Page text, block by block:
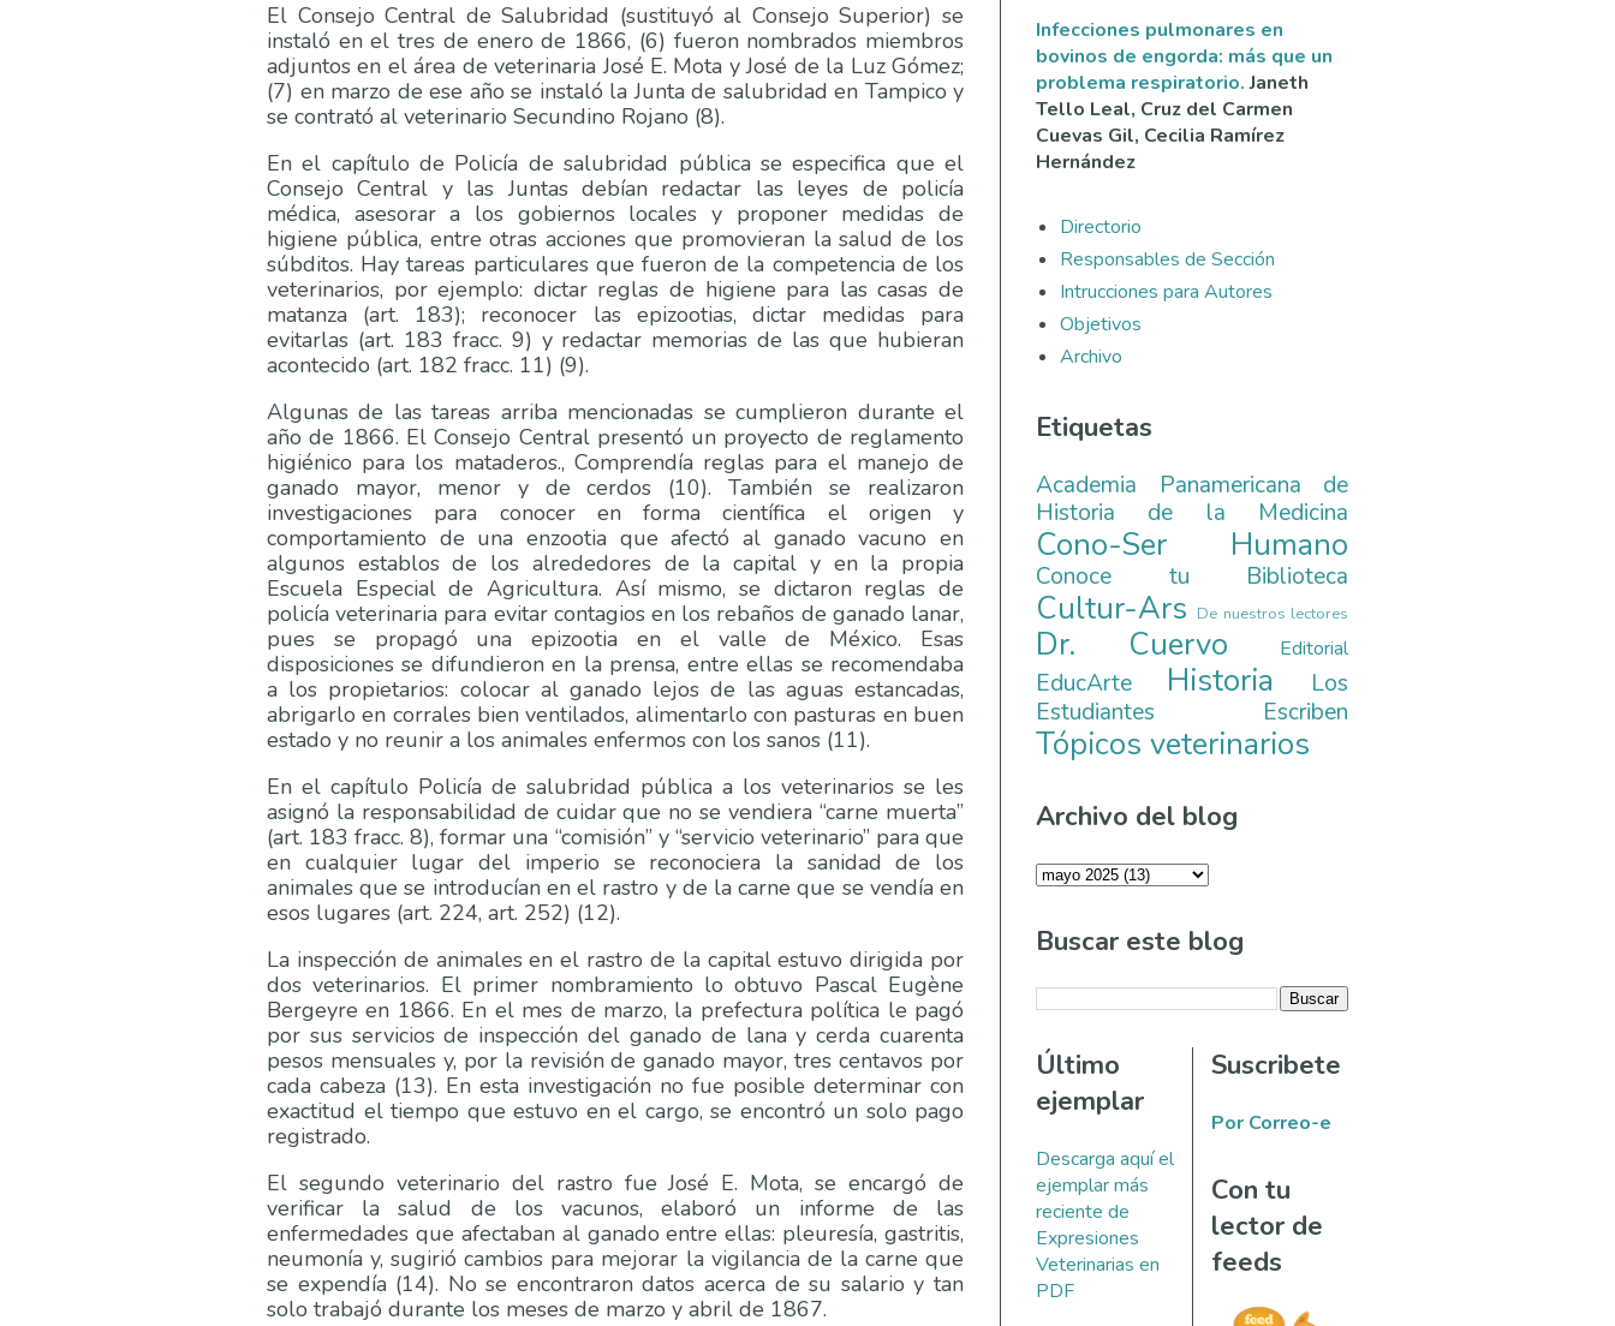
El Consejo Central de Salubridad (sustituyó al Consejo Superior) se
instaló en el tres de enero de 1866, (6) fueron nombrados miembros
adjuntos en el área de veterinaria José E. Mota y José de la Luz Gómez;
(7) en marzo de ese año se instaló la Junta de salubridad en Tampico y
se contrató al veterinario Secundino Rojano (8).
En el capítulo de Policía de salubridad pública se especifica que el
Consejo Central y las Juntas debían redactar las leyes de policía
médica, asesorar a los gobiernos locales y proponer medidas de
higiene pública, entre otras acciones que promovieran la salud de los
súbditos. Hay tareas particulares que fueron de la competencia de los
veterinarios, por ejemplo: dictar reglas de higiene para las casas de
matanza (art. 183); reconocer las epizootias, dictar medidas para
evitarlas (art. 183 fracc. 9) y redactar memorias de las que hubieran
acontecido (art. 182 fracc. 11) (9).
Algunas de las tareas arriba mencionadas se cumplieron durante el
año de 1866. El Consejo Central presentó un proyecto de reglamento
higiénico para los mataderos., Comprendía reglas para el manejo de
ganado mayor, menor y de cerdos (10). También se realizaron
investigaciones para conocer en forma científica el origen y
comportamiento de una enzootia que afectó al ganado vacuno en
algunos establos de los alrededores de la capital y en la propia
Escuela Especial de Agricultura. Así mismo, se dictaron reglas de
policía veterinaria para evitar contagios en los rebaños de ganado lanar,
pues se propagó una epizootia en el valle de México. Esas
disposiciones se difundieron en la prensa, entre ellas se recomendaba
a los propietarios: colocar al ganado lejos de las aguas estancadas,
abrigarlo en corrales bien ventilados, alimentarlo con pasturas en buen
estado y no reunir a los animales enfermos con los sanos (11).
En el capítulo Policía de salubridad pública a los veterinarios se les
asignó la responsabilidad de cuidar que no se vendiera “carne muerta”
(art. 183 fracc. 8), formar una “comisión” y “servicio veterinario” para que
en cualquier lugar del imperio se reconociera la sanidad de los
animales que se introducían en el rastro y de la carne que se vendía en
esos lugares (art. 224, art. 252) (12).
La inspección de animales en el rastro de la capital estuvo dirigida por
dos veterinarios. El primer nombramiento lo obtuvo Pascal Eugène
Bergeyre en 1866. En el mes de marzo, la prefectura política le pagó
por sus servicios de inspección del ganado de lana y cerda cuarenta
pesos mensuales y, por la revisión de ganado mayor, tres centavos por
cada cabeza (13). En esta investigación no fue posible determinar con
exactitud el tiempo que estuvo en el cargo, se encontró un solo pago
registrado.
El segundo veterinario del rastro fue José E. Mota, se encargó de
verificar la salud de los vacunos, elaboró un informe de las
enfermedades que afectaban al ganado entre ellas: pleuresía, gastritis,
neumonía y, sugirió cambios para mejorar la vigilancia de la carne que
se expendía (14). No se encontraron datos acerca de su salario y tan
solo trabajó durante los meses de marzo y abril de 1867.
Infecciones pulmonares en
bovinos de engorda: más que un
problema respiratorio.Janeth
Tello Leal, Cruz del Carmen
Cuevas Gil, Cecilia Ramírez
Hernández
Directorio
Responsables de Sección
Intrucciones para Autores
Objetivos
Archivo
Etiquetas
Academia Panamericana de
Historia de la Medicina
Cono-Ser Humano
Conoce tu Biblioteca
Cultur-Ars De nuestros lectores
Dr. Cuervo Editorial
EducArte Historia
Los
Estudiantes Escriben
Tópicos veterinarios
Archivo del blog
Buscar este blog
Último
ejemplar
Descarga aquí el
ejemplar más
reciente de
Expresiones
Veterinarias en
PDF
Suscribete
Por Correo-e
Con tu
lector de
feeds